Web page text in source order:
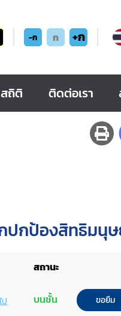
-ก ก +ก
สถิติ ติดต่อเรา
ปกป้องสิทธิมนุ
สถานะ
บนชั้น ขอยืม